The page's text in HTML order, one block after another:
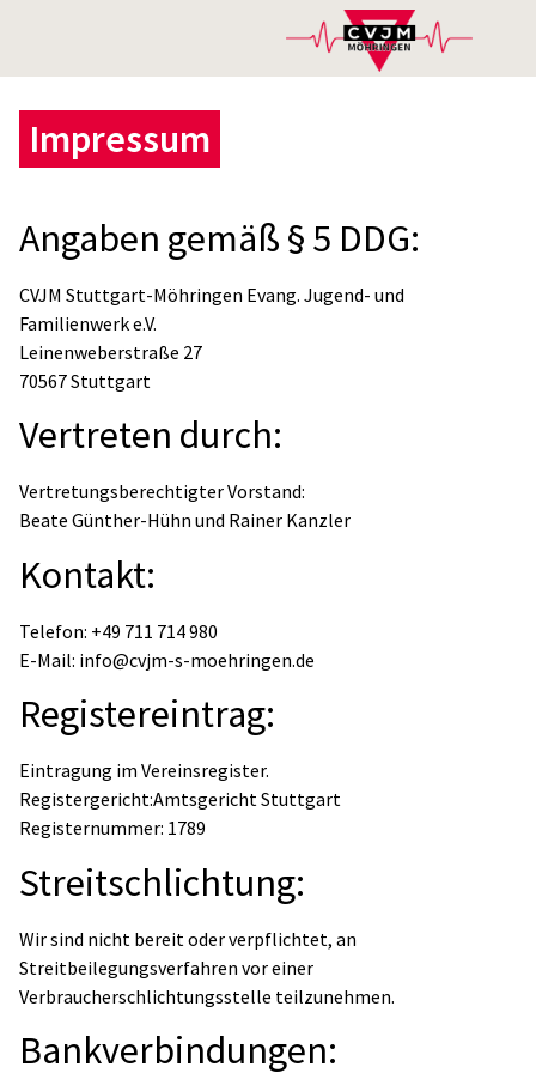
Impressum
Angaben gemäß § 5 DDG:
CVJM Stuttgart-Möhringen Evang. Jugend- und
Familienwerk e.V.
Leinenweberstraße 27
70567 Stuttgart
Vertreten durch:
Vertretungsberechtigter Vorstand:
Beate Günther-Hühn und Rainer Kanzler
Kontakt:
Telefon: +49 711 714 980
E-Mail: info@cvjm-s-moehringen.de
Registereintrag:
Eintragung im Vereinsregister.
Registergericht:Amtsgericht Stuttgart
Registernummer: 1789
Streitschlichtung:
Wir sind nicht bereit oder verpflichtet, an
Streitbeilegungsverfahren vor einer
Verbraucherschlichtungsstelle teilzunehmen.
Bankverbindungen: